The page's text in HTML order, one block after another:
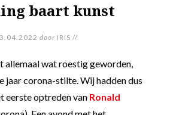
baart kunst
door IRIS //
allemaal wat roestig geworden,
jaar corona-stilte. Wij hadden dus
eerste optreden van Ronald